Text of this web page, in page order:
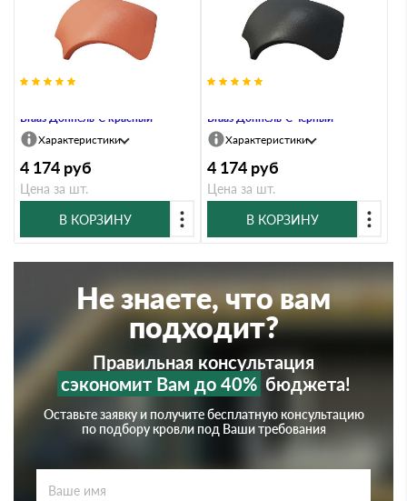
Braas Доппель-С красный
Характеристики
4 174 руб
Цена за шт.
В КОРЗИНУ
Braas Доппель-С черный
Характеристики
4 174 руб
Цена за шт.
В КОРЗИНУ
Не знаете, что вам
подходит?
Правильная консультация
сэкономит Вам до 40% бюджета!
Оставьте заявку и получите бесплатную консультацию
по подбору кровли под Ваши требования